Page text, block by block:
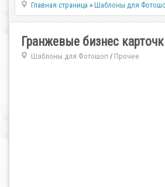
Главная страница »Шаблоны для
Гранжевые бизнес
Шаблоны для Фотошоп / Прочее